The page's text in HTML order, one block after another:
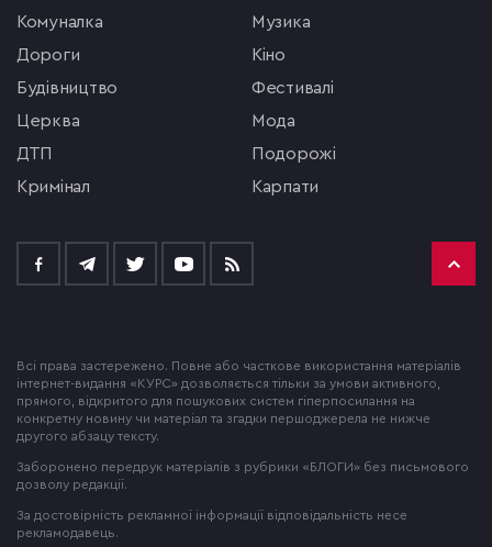
комуналка
Дороги
будівництво
церква
ДТП
кримінал
музика
кіно
фестивалі
мода
подорожі
Карпати
Всі права застережено. Повне або часткове використання матеріалів
інтернет-видання «КУРС» дозволяється тільки за умови активного,
прямого, відкритого для пошукових систем гіперпосилання на
конкретну новину чи матеріал та згадки першоджерела не нижче
другого абзацу тексту.
Заборонено передрук матеріалів з рубрики «БЛОГИ» без письмового
дозволу редакції.
За достовірність рекламної інформації відповідальність несе
рекламодавець.